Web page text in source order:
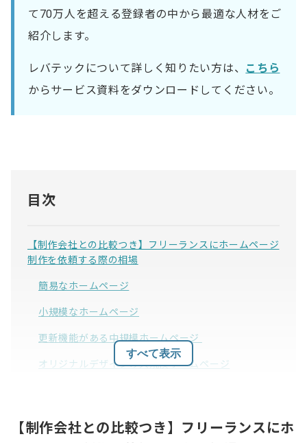
て70万人を超える登録者の中から最適な人材をご
紹介します。
レバテックについて詳しく知りたい方は、 こちら
からサービス資料をダウンロードしてください。
目次
【制作会社との比較つき】フリーランスにホームページ
制作を依頼する際の相場
簡易なホームページ
小規模なホームページ
更新機能がある中規模ホームページ
オリジナルデザインの大規模ホームページ
ホームページ作成の費用を抑えるポイント
すべて表示
【制作会社との比較つき】フリーランスにホ